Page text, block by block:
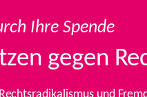
Ihre Spende
gegen